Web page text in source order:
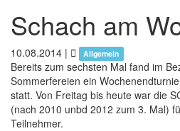
Schach am
10.08.2014 | Allgemein
Bereits zum sechsten Mal fand im
Sommerfereien ein
statt. Von Freitag bis heute war die
(nach 2010 unbd 2012 zum 3. Mal)
Teilnehmer.